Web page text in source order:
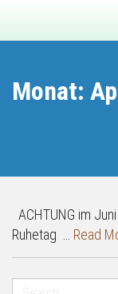
Menu
Monat:
ACHTUNG im
Ruhetag … Read